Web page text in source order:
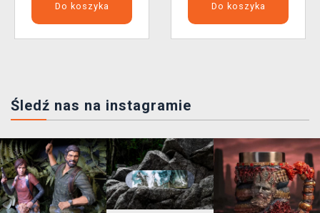
Do koszyka Do koszyka
Śledź nas na instagramie